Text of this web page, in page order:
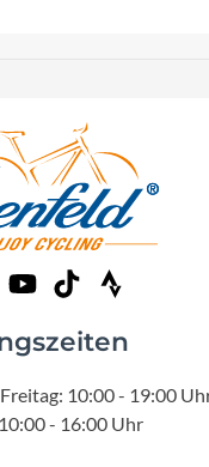
10:00 - 19:00
- 16:00 Uhr